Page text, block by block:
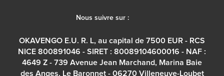
Nous suivre sur :
OKAVENGO E.U. R. L, au capital de 7500 EUR - RCS
NICE 800891046 - SIRET : 80089104600016 - NAF :
4649 Z - 739 Avenue Jean Marchand, Marina Baie
des Anges, Le Baronnet - 06270 Villeneuve-Loubet